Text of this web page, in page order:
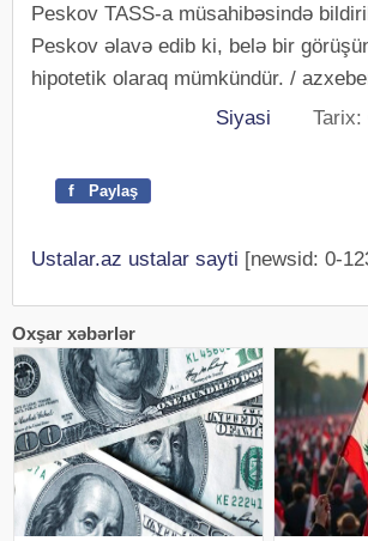
Peskov TASS-a müsahibəsində
Peskov əlavə edib ki, belə bir
hipotetik olaraq mümkündür. /
Siyasi Tarix:
f Paylaş
Ustalar.az ustalar sayti [newsid: 0-
Oxşar xəbərlər